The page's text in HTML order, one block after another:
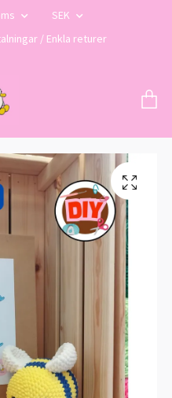
SEK
/ Enkla returer